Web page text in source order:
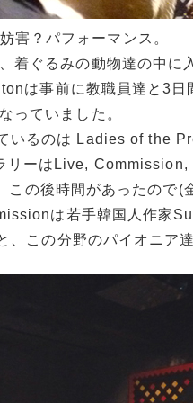
害？パフォーマンス。
着ぐるみの動物達の中に
は事前に教職員達と3日
っていました。
いるのは Ladies of the
リーはLive,
この後時間があったので
は若手韓国人作家
この分野のパイオニア